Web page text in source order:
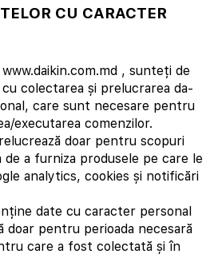
CU CARACTER
, sunteți de
colectarea și prelucrarea da-
care sunt necesare pentru
executarea comenzilor.
doar pentru scopuri
de a furniza produsele pe care le
analytics, cookies și notificări
date cu caracter personal
doar pentru perioada necesară
care a fost colectată și în